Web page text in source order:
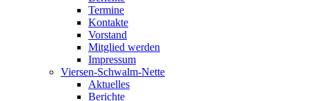
Termine
Kontakte
Vorstand
Mitglied werden
Impressum
Viersen-Schwalm-Nette
Aktuelles
Berichte